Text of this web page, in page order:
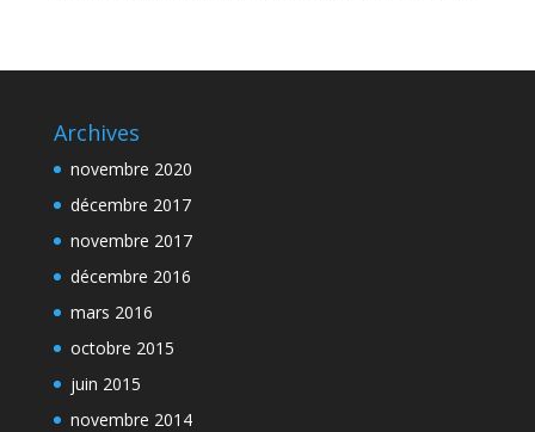
Archives
novembre 2020
décembre 2017
novembre 2017
décembre 2016
mars 2016
octobre 2015
juin 2015
novembre 2014